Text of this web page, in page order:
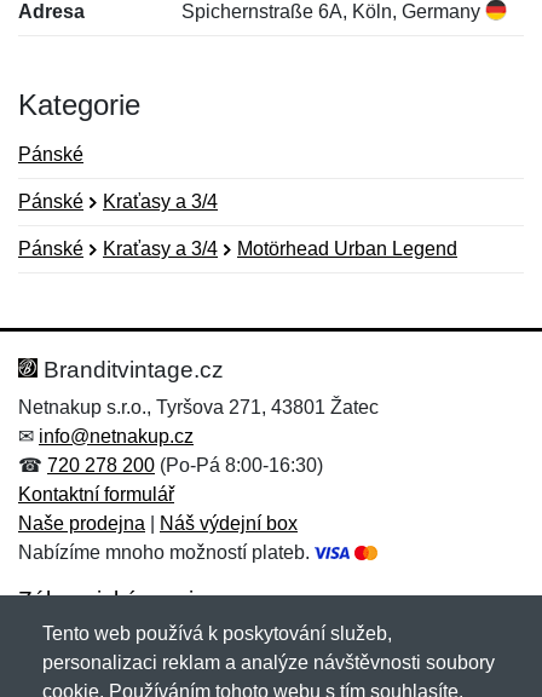
Adresa Spichernstraße 6A, Köln, Germany
Kategorie
Pánské
Pánské Kraťasy a 3/4
Pánské Kraťasy a 3/4 Motörhead Urban Legend
Hodnocení:
Jméno: *
Zpráva*
Jméno:
E-mail:*
Branditvintage.cz
Netnakup s.r.o., Tyršova 271, 43801 Žatec
✉ info@netnakup.cz
☎ 720 278 200 (Po-Pá 8:00-16:30)
Kontaktní formulář
Naše prodejna
Náš výdejní box
Nabízíme mnoho možností plateb.
Zákaznický servis
Novinky emailem
Tento web používá k poskytování služeb,
personalizaci reklam a analýze návštěvnosti soubory
cookie. Používáním tohoto webu s tím souhlasíte.